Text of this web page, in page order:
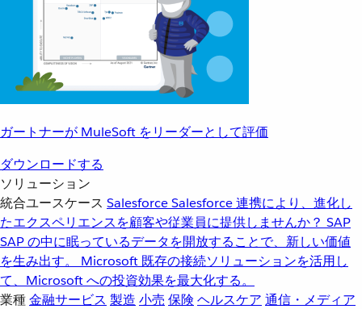
ガートナーが MuleSoft をリーダーとして評価
ダウンロードする
ソリューション
統合ユースケース SalesforceSalesforce 連携により、進化し
たエクスペリエンスを顧客や従業員に提供しませんか？ SAP
SAP の中に眠っているデータを開放することで、新しい価値
を生み出す。
Microsoft 既存の接続ソリューションを活用し
て、Microsoft への投資効果を最大化する。
業種金融サービス 製造 小売 保険 ヘルスケア 通信・メディア